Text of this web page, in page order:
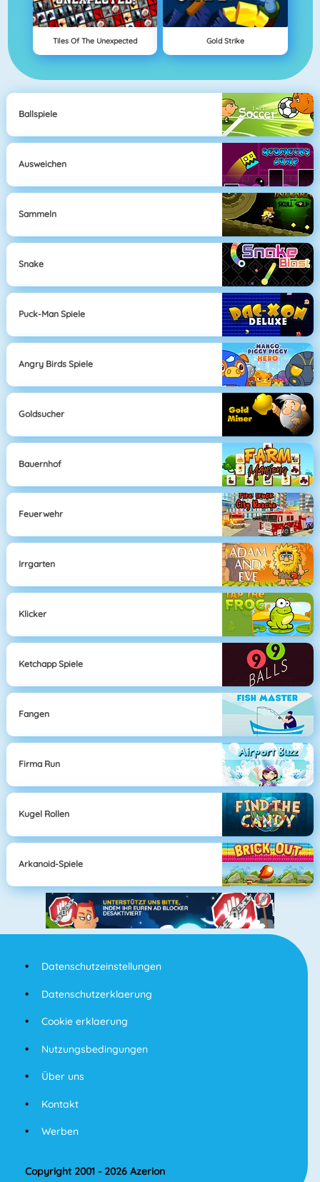
Tiles Of The Unexpected Gold Strike
Ballspiele
Ausweichen
Sammeln
Snake
Puck-Man Spiele
Angry Birds Spiele
Goldsucher
Bauernhof
Feuerwehr
Irrgarten
Klicker
Ketchapp Spiele
Fangen
Firma Run
Kugel Rollen
Arkanoid-Spiele
Datenschutzeinstellungen
Datenschutzerklaerung
Cookie erklaerung
Nutzungsbedingungen
Über uns
Kontakt
Werben
Copyright 2001 - 2026 Azerion